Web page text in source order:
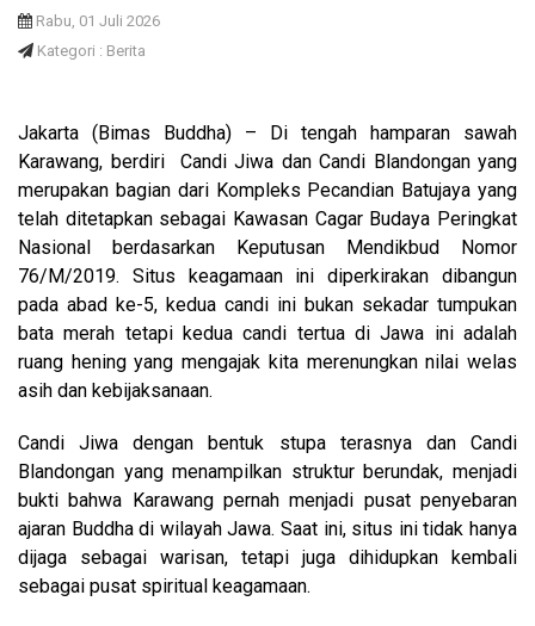
Rabu, 01 Juli 2026
Kategori : Berita
Jakarta (Bimas Buddha) – Di tengah hamparan sawah
Karawang, berdiri Candi Jiwa dan Candi Blandongan yang
merupakan bagian dari Kompleks Pecandian Batujaya yang
telah ditetapkan sebagai Kawasan Cagar Budaya Peringkat
Nasional berdasarkan Keputusan Mendikbud Nomor
76/M/2019. Situs keagamaan ini diperkirakan dibangun
pada abad ke-5, kedua candi ini bukan sekadar tumpukan
bata merah tetapi kedua candi tertua di Jawa ini adalah
ruang hening yang mengajak kita merenungkan nilai welas
asih dan kebijaksanaan.
Candi Jiwa dengan bentuk stupa terasnya dan Candi
Blandongan yang menampilkan struktur berundak, menjadi
bukti bahwa Karawang pernah menjadi pusat penyebaran
ajaran Buddha di wilayah Jawa. Saat ini, situs ini tidak hanya
dijaga sebagai warisan, tetapi juga dihidupkan kembali
sebagai pusat spiritual keagamaan.